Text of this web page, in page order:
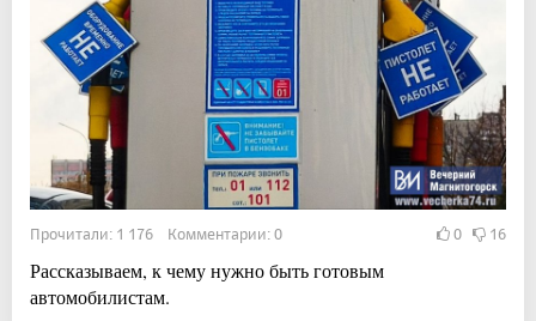
Прочитали: 1 176 Комментарии: 0 0 16
Рассказываем, к чему нужно быть готовым
автомобилистам.